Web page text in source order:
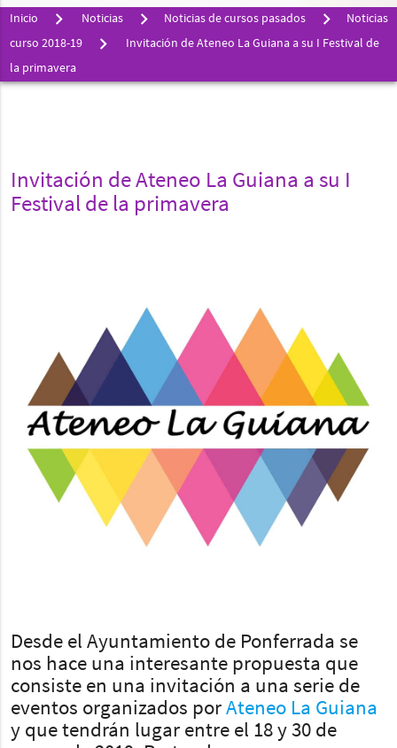
Inicio Noticias Noticias de cursos pasados
Noticias
curso 2018-19
Invitación de Ateneo La Guiana a su I Festival de
la primavera
Invitación de Ateneo La Guiana a su I
Festival de la primavera
Desde el Ayuntamiento de Ponferrada se
nos hace una interesante propuesta que
consiste en una invitación a una serie de
eventos organizados por Ateneo La Guiana
y que tendrán lugar entre el 18 y 30 de